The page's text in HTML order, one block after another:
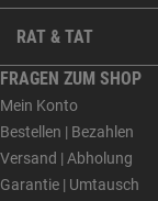
RAT & TAT
FRAGEN ZUM SHOP
Mein Konto
Bestellen | Bezahlen
Versand | Abholung
Garantie | Umtausch